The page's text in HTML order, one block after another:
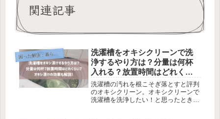
関連記事
困
った解決：暮らし編
洗濯槽をオキシクリーンで洗
浄するやり方は？分量は何杯
入れる？放置時間はどれくら
い？オキシ漬けの効果も解
説！
洗濯槽の汚れを根こそぎ落とすと評判
のオキシクリーン。オキシクリーンで
洗濯槽を洗浄したい！と思ったとき